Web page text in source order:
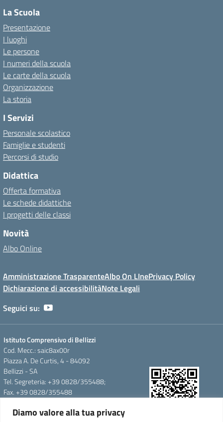
Diamo valore alla tua privacy
La Scuola
Presentazione
I luoghi
Le persone
I numeri della scuola
Le carte della scuola
Organizzazione
La storia
I Servizi
Personale scolastico
Famiglie e studenti
Percorsi di studio
Didattica
Offerta formativa
Le schede didattiche
I progetti delle classi
Novità
Albo Online
Amministrazione TrasparenteAlbo On LInePrivacy Policy
Dichiarazione di accessibilitàNote Legali
Seguici su:
Istituto Comprensivo di Bellizzi
Cod. Mecc.: saic8ax00r
Piazza A. De Curtis, 4 - 84092
Bellizzi - SA
Tel. Segreteria: +39 0828/355488;
Fax. +39 0828/355488
pec: saic8ax00r@pec.istruzione.it